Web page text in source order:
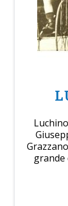
grande